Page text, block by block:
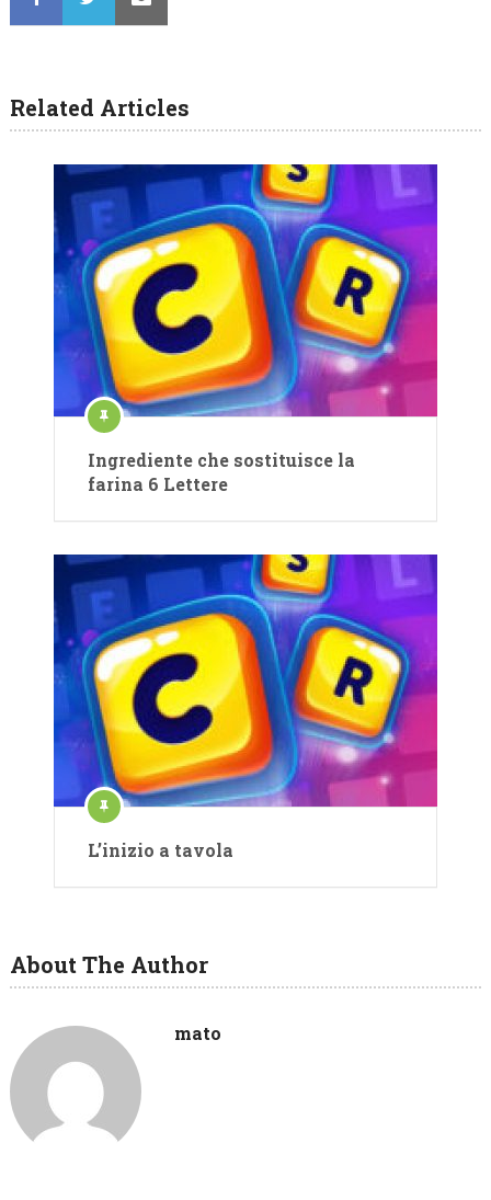
Related Articles
Ingrediente che sostituisce la
farina 6 Lettere
L’inizio a tavola
About The Author
mato